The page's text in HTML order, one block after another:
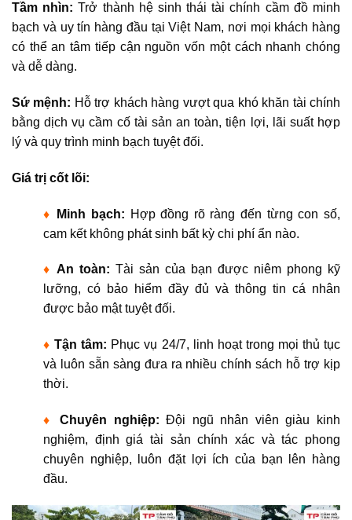
Tầm nhìn: Trở thành hệ sinh thái tài chính cầm đồ minh
bạch và uy tín hàng đầu tại Việt Nam, nơi mọi khách hàng
có thể an tâm tiếp cận nguồn vốn một cách nhanh chóng
và dễ dàng.
Sứ mệnh: Hỗ trợ khách hàng vượt qua khó khăn tài chính
bằng dịch vụ cầm cố tài sảnan toàn, tiện lợi, lãi suất hợp
lý và quy trình minh bạch tuyệt đối.
Giá trị cốt lõi:
♦ Minh bạch: Hợp đồng rõ ràng đến từng con số,
cam kết không phát sinh bất kỳ chi phí ẩn nào.
♦ An toàn: Tài sản của bạn được niêm phong kỹ
lưỡng, có bảo hiểm đầy đủ và thông tin cá nhân
được bảo mật tuyệt đối.
♦Tận tâm: Phục vụ 24/7, linh hoạt trong mọi thủ tục
và luôn sẵn sàng đưa ra nhiều chính sách hỗ trợ kịp
thời.
♦Chuyên nghiệp: Đội ngũ nhân viên giàu kinh
nghiệm, định giá tài sản chính xác và tác phong
chuyên nghiệp, luôn đặt lợi ích của bạn lên hàng
đầu.